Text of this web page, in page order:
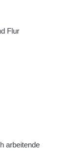
Flur
arbeitende